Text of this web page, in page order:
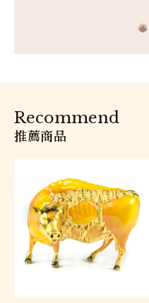
Recommend
推薦商品